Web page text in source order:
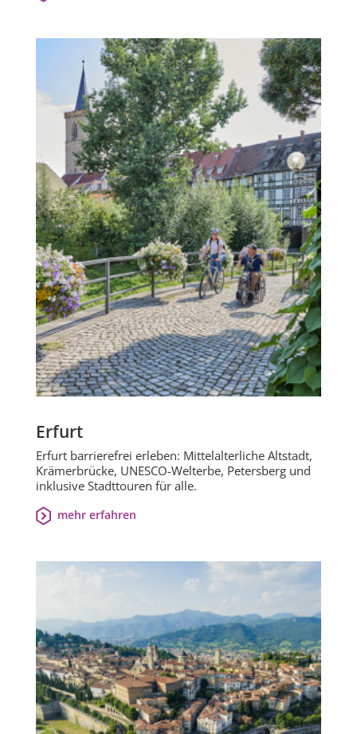
Erfurt
Erfurt barrierefrei erleben: Mittelalterliche Altstadt,
Krämerbrücke, UNESCO-Welterbe, Petersberg und
inklusive Stadttouren für alle.
mehr erfahren